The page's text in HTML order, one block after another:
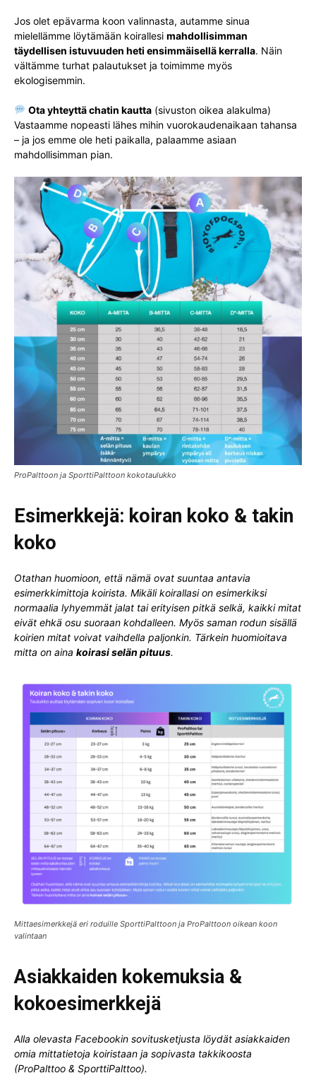
Jos olet epävarma koon valinnasta, autamme sinua
mielellämme löytämään koirallesi mahdollisimman
täydellisen istuvuuden heti ensimmäisellä kerralla. Näin
vältämme turhat palautukset ja toimimme myös
ekologisemmin.
Ota yhteyttä chatin kautta(sivuston oikea alakulma)
Vastaamme nopeasti lähes mihin vuorokaudenaikaan tahansa
– ja jos emme ole heti paikalla, palaamme asiaan
mahdollisimman pian.
ProPalttoon ja SporttiPalttoon kokotaulukko
Esimerkkejä: koiran koko & takin
koko
Otathan huomioon, että nämä ovat suuntaa antavia
esimerkkimittoja koirista. Mikäli koirallasi on esimerkiksi
normaalia lyhyemmät jalat tai erityisen pitkä selkä, kaikki mitat
eivät ehkä osu suoraan kohdalleen. Myös saman rodun sisällä
koirien mitat voivat vaihdella paljonkin. Tärkein huomioitava
mitta on aina koirasi selän pituus.
Mittaesimerkkejä eri roduille SporttiPalttoon ja ProPalttoon oikean koon
valintaan
Asiakkaiden kokemuksia &
kokoesimerkkejä
Alla olevasta Facebookin sovitusketjusta löydät asiakkaiden
omia mittatietoja koiristaan ja sopivasta takkikoosta
(ProPalttoo & SporttiPalttoo).